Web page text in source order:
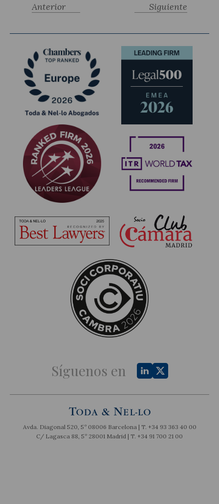
Siguiente
Anterior
Síguenos en
Avda. Diagonal 520, 5º 08006 Barcelona | T. +34 93 363 40 00
C/ Lagasca 88, 5º 28001 Madrid | T. +34 91 700 21 00